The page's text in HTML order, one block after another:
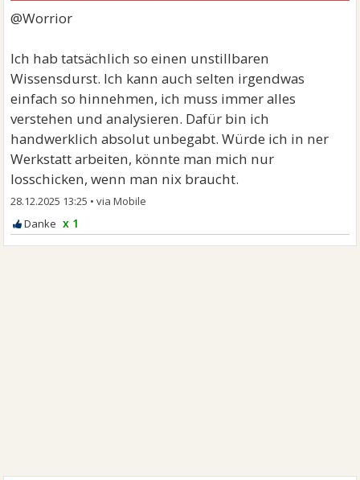
@Worrior
Ich hab tatsächlich so einen unstillbaren
Wissensdurst. Ich kann auch selten irgendwas
einfach so hinnehmen, ich muss immer alles
verstehen und analysieren. Dafür bin ich
handwerklich absolut unbegabt. Würde ich in ner
Werkstatt arbeiten, könnte man mich nur
losschicken, wenn man nix braucht.
28.12.2025 13:25 •
x 1